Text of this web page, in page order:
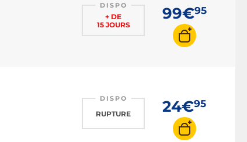
DISPO
+ DE
15 JOURS
99€95
DISPO
RUPTURE 24€95